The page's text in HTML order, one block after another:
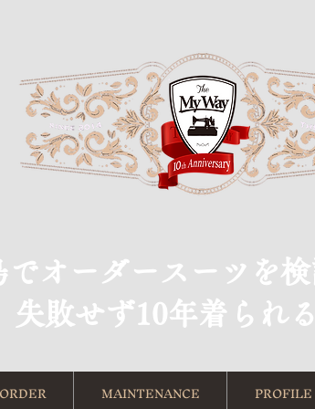
でオーダースーツを
失敗せず10年着られ
ORDER MAINTENANCE PROFILE